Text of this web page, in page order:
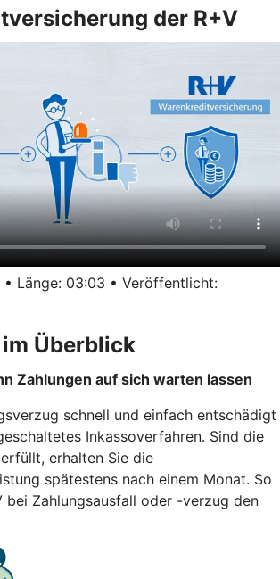
der R+V
• Länge: 03:03 • Veröffentlicht:
Überblick
Zahlungen auf sich warten lassen
schnell und einfach entschädigt
Inkassoverfahren. Sind die
erhalten Sie die
spätestens nach einem Monat. So
bei Zahlungsausfall oder -verzug den